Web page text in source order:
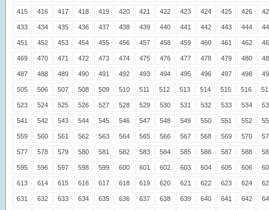
415 416 417 418 419 420 421 422 423 424 425 426
433 434 435 436 437 438 439 440 441 442 443 444
451 452 453 454 455 456 457 458 459 460 461 462
469 470 471 472 473 474 475 476 477 478 479 480
487 488 489 490 491 492 493 494 495 496 497 498
505 506 507 508 509 510 511 512 513 514 515 516
523 524 525 526 527 528 529 530 531 532 533 534
541 542 543 544 545 546 547 548 549 550 551 552
559 560 561 562 563 564 565 566 567 568 569 570
577 578 579 580 581 582 583 584 585 586 587 588
595 596 597 598 599 600 601 602 603 604 605 606
613 614 615 616 617 618 619 620 621 622 623 624
631 632 633 634 635 636 637 638 639 640 641 642